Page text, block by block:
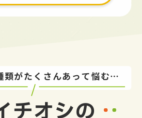
類がたくさんあって悩む…